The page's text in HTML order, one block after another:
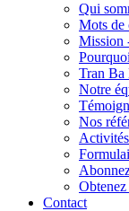
Qui
Mots de
Mission
Tran Ba
Notre
Nos
Contact